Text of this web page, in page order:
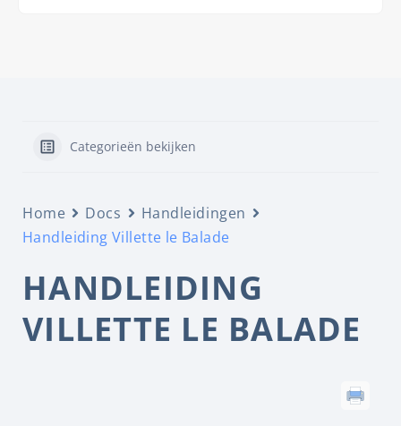
Categorieën bekijken
Home Docs
Handleidingen
Handleiding Villette le Balade
HANDLEIDING
VILLETTE LE BALADE